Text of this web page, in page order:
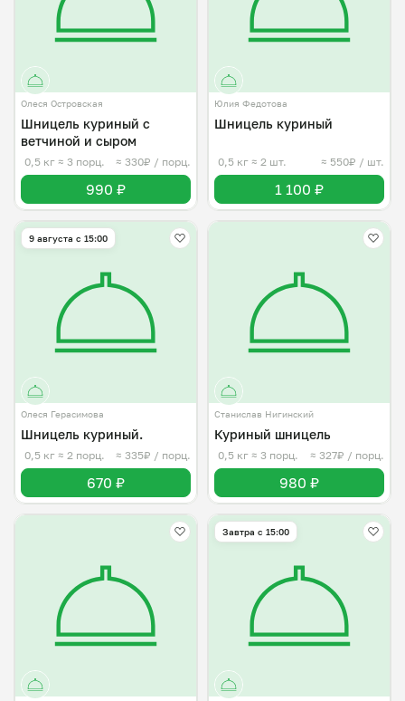
Олеся Островская
Шницель куриный с
ветчиной и сыром
0,5 кг ≈ 3 порц. ≈ 330₽ / порц.
990 ₽
Юлия Федотова
Шницель куриный
0,5 кг ≈ 2 шт. ≈ 550₽ / шт.
1 100 ₽
9 августа с 15:00
Олеся Герасимова
Шницель куриный.
0,5 кг ≈ 2 порц. ≈ 335₽ / порц.
670 ₽
Станислав Нигинский
Куриный шницель
0,5 кг ≈ 3 порц. ≈ 327₽ / порц.
980 ₽
Завтра c 15:00